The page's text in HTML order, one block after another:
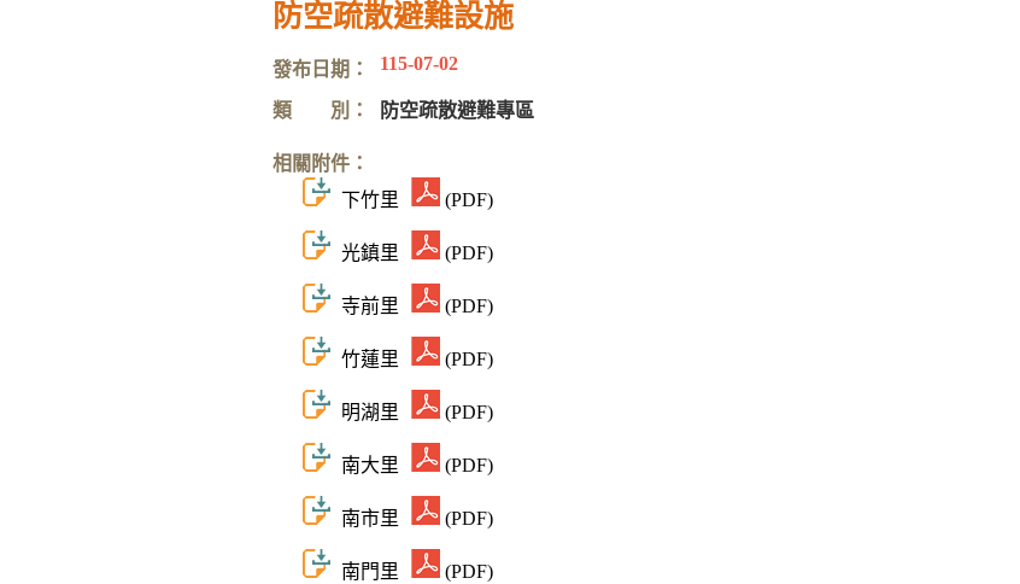
防空疏散避難設施
發布日期： 115-07-02
類 別： 防空疏散避難專區
相關附件：
下竹里
(PDF)
光鎮里 (PDF)
寺前里 (PDF)
竹蓮里 (PDF)
明湖里 (PDF)
南大里 (PDF)
南市里 (PDF)
南門里 (PDF)